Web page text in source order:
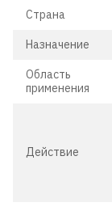
Страна
Назначение
Область
применения
Действие